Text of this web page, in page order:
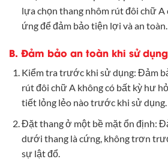
lựa chọn thang nhôm rút đôi chữ
ứng để đảm bảo tiện lợi và an toàn.
B. Đảm bảo an toàn khi sử dụng
Kiểm tra trước khi sử dụng: Đảm
rút đôi chữ A không có bất kỳ hư
tiết lỏng lẻo nào trước khi sử dụng.
Đặt thang ở một bề mặt ổn định:
dưới thang là cứng, không trơn
sự lật đổ.